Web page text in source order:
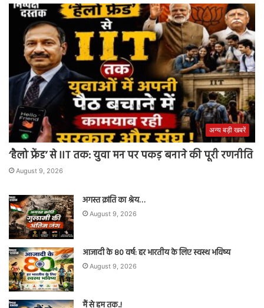
अन्य बड़ी खबरें
‘हैलो फ्रेंड’ से IIT तक: युवा मन पर पकड़ बनाने की पूरी रणनीति
August 9, 2026
अगस्त क्रांति का श्रेय…
August 9, 2026
आजादी के 80 वर्ष: हर भारतीय के लिए स्वस्थ भविष्य
August 9, 2026